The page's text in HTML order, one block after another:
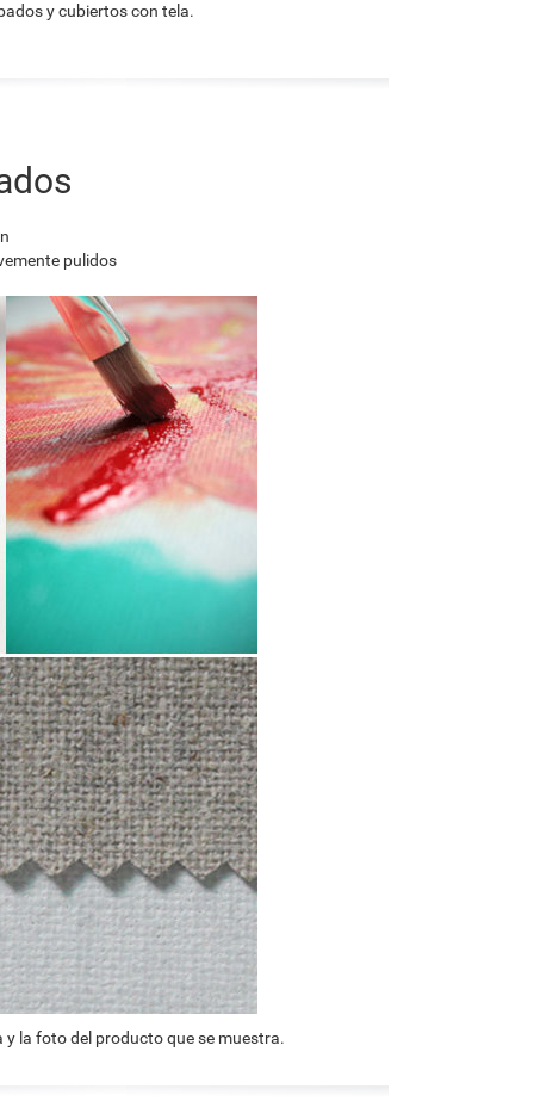
y cubiertos con tela.
pulidos
la foto del producto que se muestra.